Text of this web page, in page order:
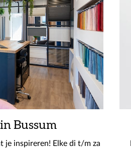
Bussum
je inspireren! Elke di t/m za